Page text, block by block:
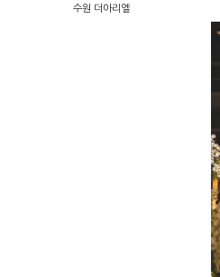
수원 더아리엘